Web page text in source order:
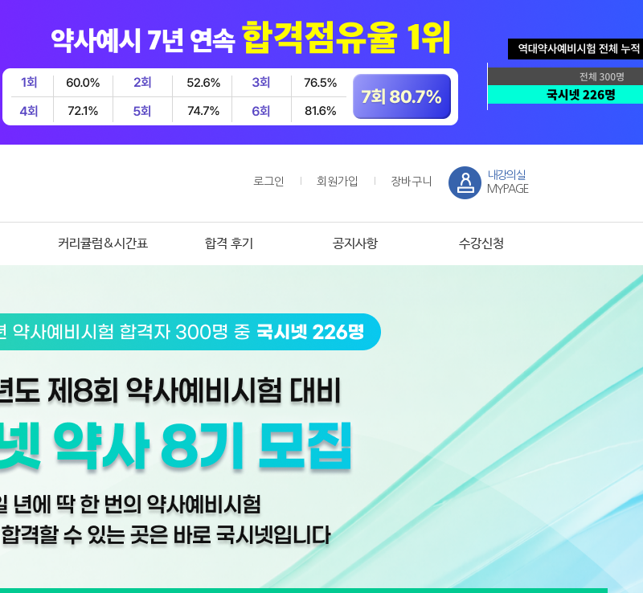
로그인 회원가입 장바구니
내강의실
MYPAGE
커리큘럼&시간표 합격 후기 공지사항 수강신청